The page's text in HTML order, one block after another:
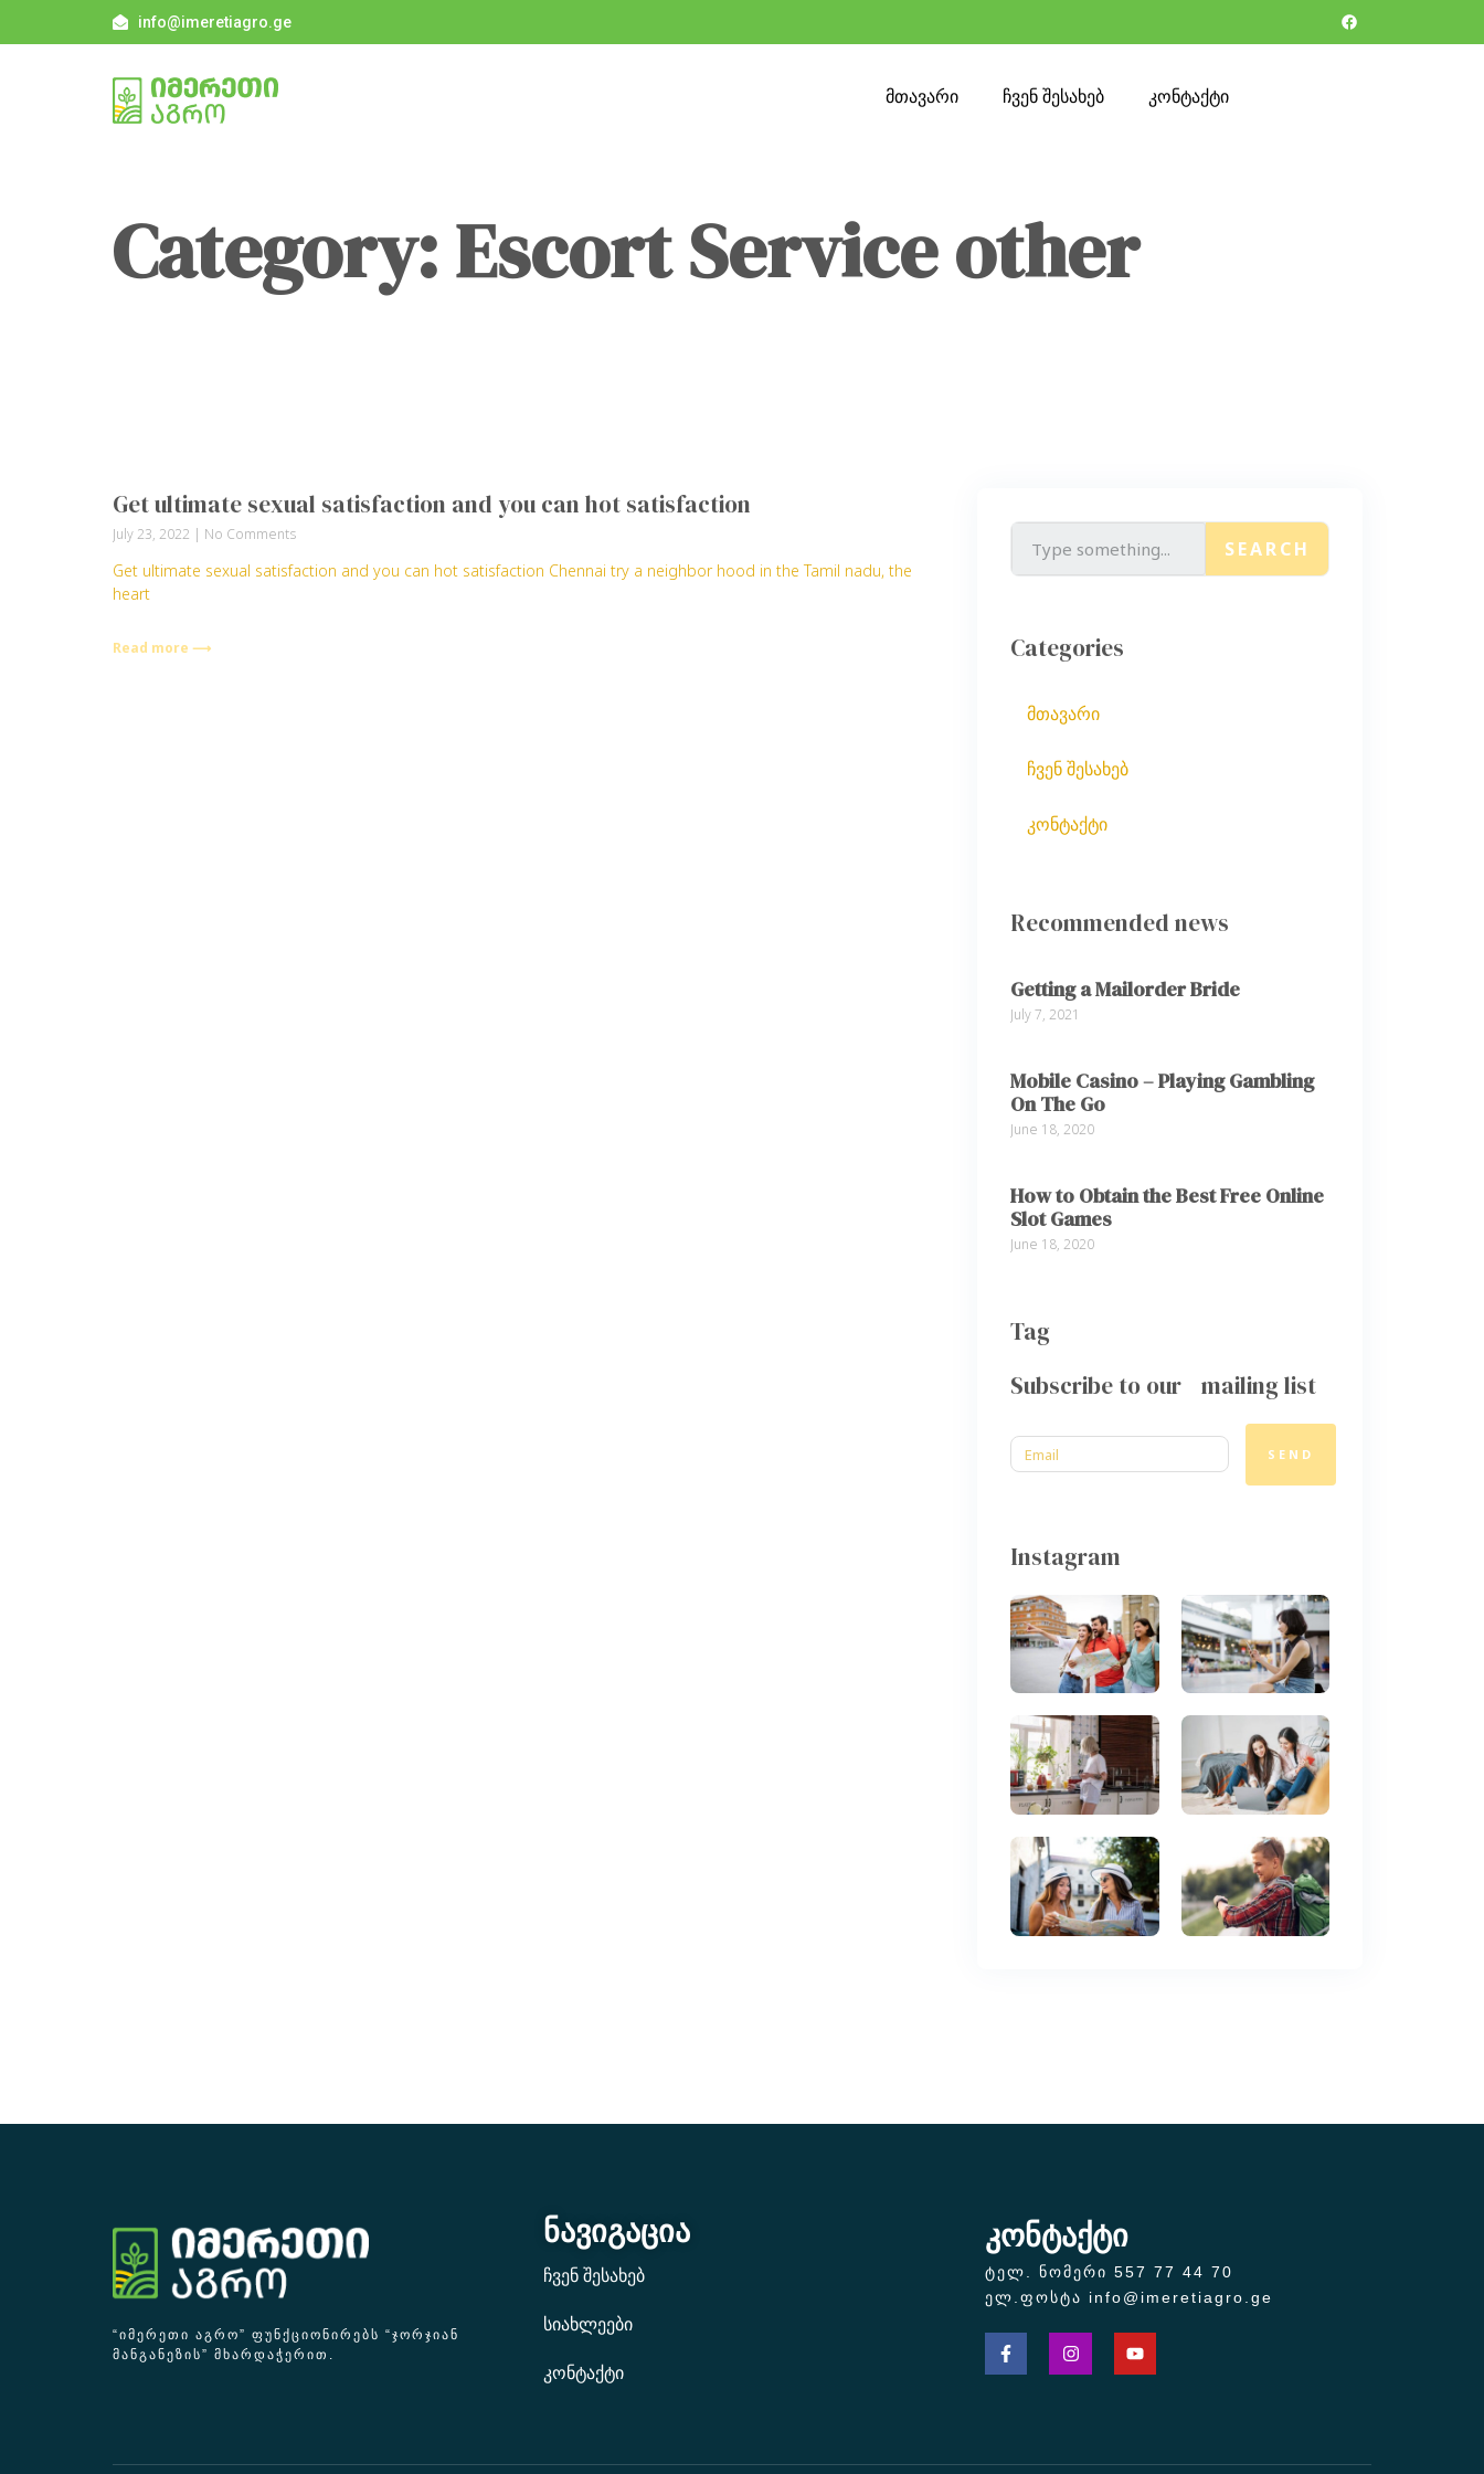
info@imeretiagro.ge
მთავარი ჩვენ შესახებ კონტაქტი
Category: Escort Service other
Get ultimate sexual satisfaction and you can hot satisfaction
July 23, 2022 No Comments
Get ultimate sexual satisfaction and you can hot satisfaction Chennai try a neighbor hood in the Tamil nadu, the
heart
Read more ⟶
SEARCH
Categories
მთავარი
ჩვენ შესახებ
კონტაქტი
Recommended news
Getting a Mailorder Bride
July 7, 2021
Mobile Casino – Playing Gambling
On The Go
June 18, 2020
How to Obtain the Best Free Online
Slot Games
June 18, 2020
Tag
Subscribe to our mailing list
SEND
Instagram
“ᲘᲛᲔᲠᲔᲗᲘ ᲐᲒᲠᲝ” ᲤᲣᲜᲥᲪᲘᲝᲜᲘᲠᲔᲑᲡ “ᲯᲝᲠᲯᲘᲐᲜ
ᲛᲐᲜᲒᲐᲜᲔᲖᲘᲡ” ᲛᲮᲐᲠᲓᲐᲭᲔᲠᲘᲗ.
ნავიგაცია
ჩვენ შესახებ
სიახლეები
კონტაქტი
კონტაქტი
ტელ. ნომერი 557 77 44 70
ელ.ფოსტა info@imeretiagro.ge